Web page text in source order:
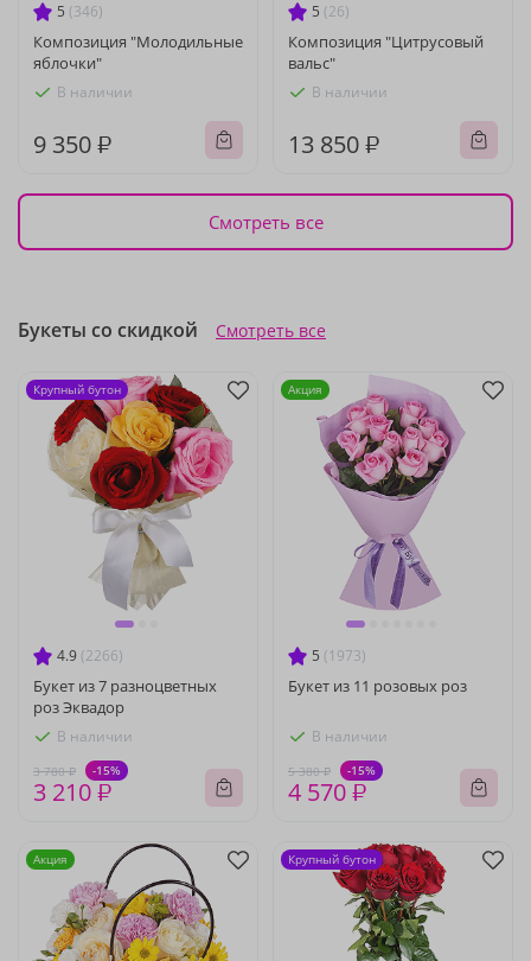
5 (346)
Композиция "Молодильные
яблочки"
В наличии
9 350 ₽
5 (26)
Композиция "Цитрусовый
вальс"
В наличии
13 850 ₽
Смотреть все
Букеты со скидкой Смотреть все
4.9 (2266)
Букет из 7 разноцветных
роз Эквадор
В наличии
3 780 ₽ -15%
3 210 ₽
Крупный бутон
5 (1973)
Букет из 11 розовых роз
В наличии
5 380 ₽ -15%
4 570 ₽
Акция
Акция Крупный бутон